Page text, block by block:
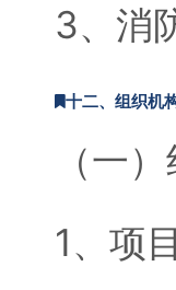
3、消
十二、组织机
（一
1、项